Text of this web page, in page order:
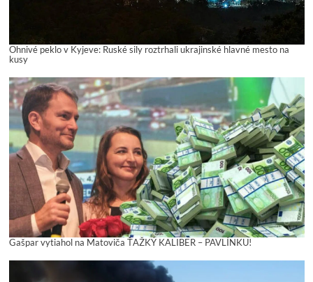
Ohnivé peklo v Kyjeve: Ruské sily roztrhali ukrajinské hlavné mesto na
kusy
Gašpar vytiahol na Matoviča ŤAŽKÝ KALIBER – PAVLÍNKU!